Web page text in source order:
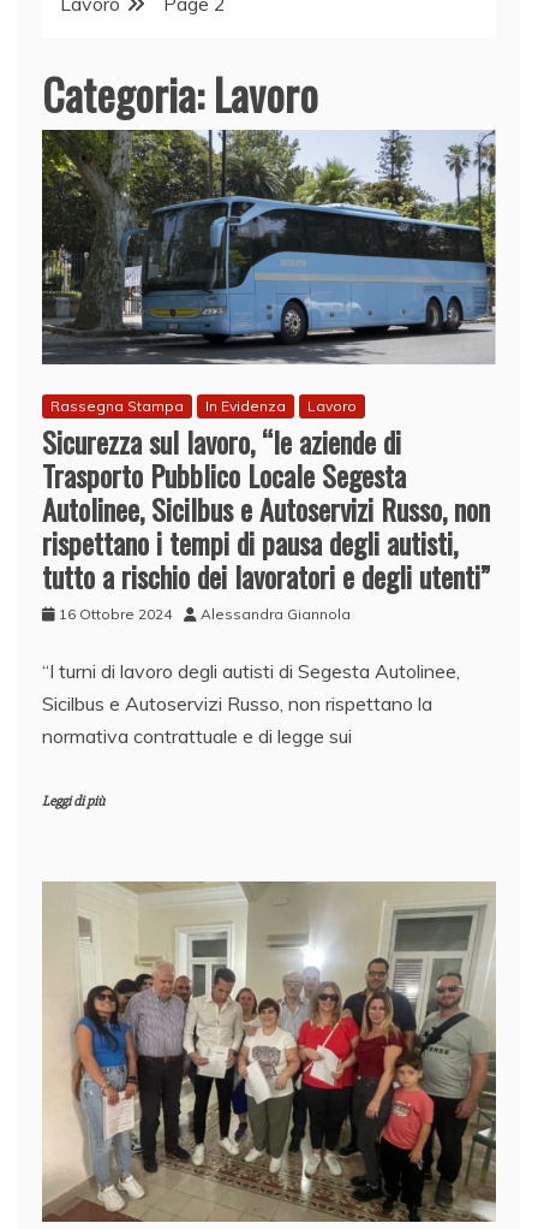
Categoria:Lavoro
Rassegna Stampa In Evidenza Lavoro
Sicurezza sul lavoro, “le aziende di
Trasporto Pubblico Locale Segesta
Autolinee, Sicilbus e Autoservizi Russo, non
rispettano i tempi di pausa degli autisti,
tutto a rischio dei lavoratori e degli utenti”
16 Ottobre 2024 Alessandra Giannola
“I turni di lavoro degli autisti di Segesta Autolinee,
Sicilbus e Autoservizi Russo, non rispettano la
normativa contrattuale e di legge sui
Leggi di più